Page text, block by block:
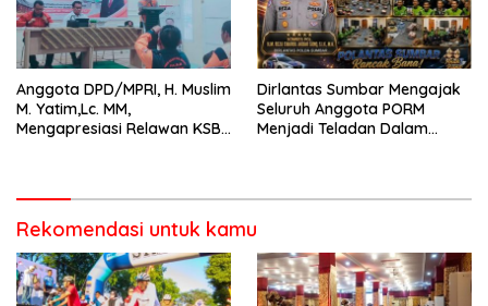
Anggota DPD/MPRI, H. Muslim
M. Yatim,Lc. MM,
Mengapresiasi Relawan KSB
Dirlantas Sumbar Mengajak
Seluruh Anggota PORM
Menjadi Teladan Dalam
Berkendara
Rekomendasi untuk kamu